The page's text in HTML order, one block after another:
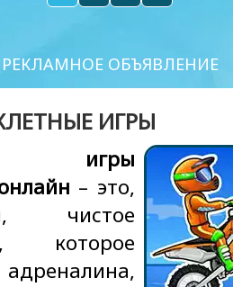
РЕКЛАМНОЕ ОБЪЯВЛЕНИЕ
ИГРЫ
игры
– это,
чистое
которое